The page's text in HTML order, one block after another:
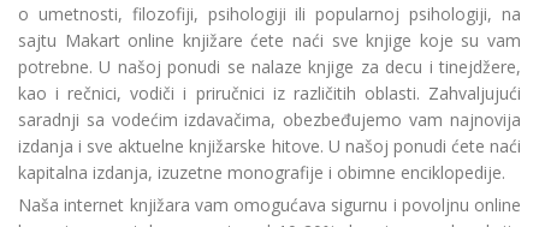
o umetnosti, filozofiji, psihologiji ili popularnoj psihologiji, na
sajtu Makart online knjižare ćete naći sve knjige koje su vam
potrebne. U našoj ponudi se nalaze knjige za decu i tinejdžere,
kao i rečnici, vodiči i priručnici iz različitih oblasti. Zahvaljujući
saradnji sa vodećim izdavačima, obezbeđujemo vam najnovija
izdanja i sve aktuelne knjižarske hitove. U našoj ponudi ćete naći
kapitalna izdanja, izuzetne monografije i obimne enciklopedije.
Naša internet knjižara vam omogućava sigurnu i povoljnu online